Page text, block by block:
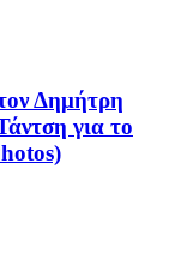
Δημήτρη
για το